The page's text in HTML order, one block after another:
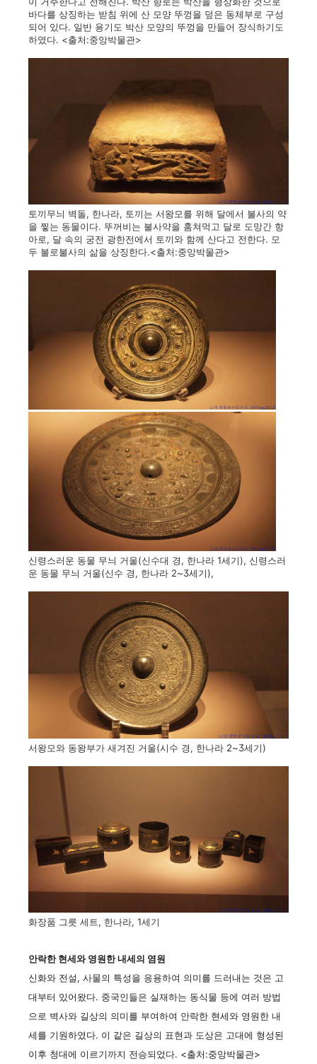
바다를 상징하는 받침 위에 산 모양 뚜껑을 덮은 동체부로 구성
되어 있다. 일반 용기도 박산 모양의 뚜껑을 만들어 장식하기도
하였다. <출처:중앙박물관>
토끼무늬 벽돌, 한나라, 토끼는 서왕모를 위해 달에서 불사의 약
을 찧는 동물이다. 뚜꺼비는 불사약을 훔쳐먹고 달로 도망간 항
아로, 달 속의 궁전 광한전에서 토끼와 함께 산다고 전한다. 모
두 불로불사의 삶을 상징한다.<출처:중앙박물관>
신령스러운 동물 무늬 거울(신수대 경, 한나라 1세기), 신령스러
운 동물 무늬 거울(신수 경, 한나라 2~3세기),
서왕모와 동왕부가 새겨진 거울(시수 경, 한나라 2~3세기)
화장품 그릇 세트, 한나라, 1세기
안락한 현세와 영원한 내세의 염원
신화와 전설, 사물의 특성을 응용하여 의미를 드러내는 것은 고
대부터 있어왔다. 중국인들은 실재하는 동식물 등에 여러 방법
으로 벽사와 길상의 의미를 부여하여 안락한 현세와 영원한 내
세를 기원하였다. 이 같은 길상의 표현과 도상은 고대에 형성된
이후 청대에 이르기까지 전승되었다. <출처:중앙박물관>